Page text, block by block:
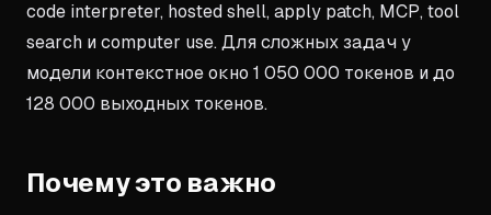
code interpreter, hosted shell, apply patch, MCP, tool
search и computer use. Для сложных задач у
модели контекстное окно 1 050 000 токенов и до
128 000 выходных токенов.
Почему это важно